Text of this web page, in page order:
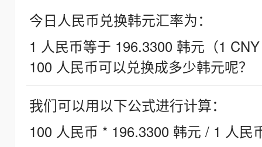
今日人民币兑换韩元汇率为：
1 人民币等于 196.3300 韩元（1
100 人民币可以兑换成多少韩元呢？
我们可以用以下公式进行计算：
100 人民币 * 196.3300 韩元 / 1 人民